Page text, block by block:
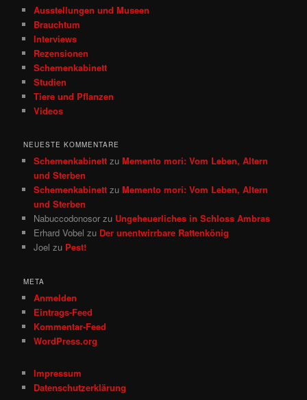
Ausstellungen und Museen
Brauchtum
Interviews
Rezensionen
Schemenkabinett
Studien
Tiere und Pflanzen
Videos
NEUESTE KOMMENTARE
Schemenkabinett zuMemento mori: Vom Leben, Altern
und Sterben
Schemenkabinett zuMemento mori: Vom Leben, Altern
und Sterben
Nabuccodonosor zu Ungeheuerliches in Schloss Ambras
Erhard Vobel zu Der unentwirrbare Rattenkönig
Joel zu Pest!
META
Anmelden
Eintrags-Feed
Kommentar-Feed
WordPress.org
Impressum
Datenschutzerklärung